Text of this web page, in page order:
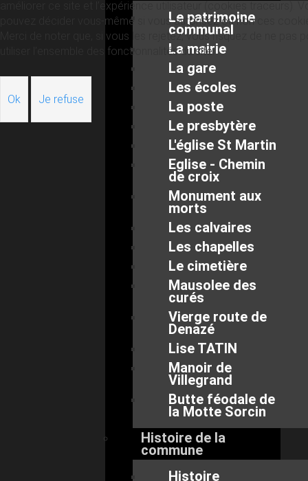
Le patrimoine
communal
La mairie
La gare
Les écoles
La poste
Le presbytère
L'église St Martin
Eglise - Chemin
de croix
Monument aux
morts
Les calvaires
Les chapelles
Le cimetière
Mausolee des
curés
Vierge route de
Denazé
Lise TATIN
Manoir de
Villegrand
Butte féodale de
la Motte Sorcin
Histoire de la
commune
Histoire
améliorer ce site et l’expérience utilisateur (cookies traceurs).
pouvez décider vous-même si vous autorisez ou non ces
Merci de noter que, si vous les rejetez, vous risquez de ne pas
utiliser l’ensemble des fonctionnalités du site.
Ok Je refuse